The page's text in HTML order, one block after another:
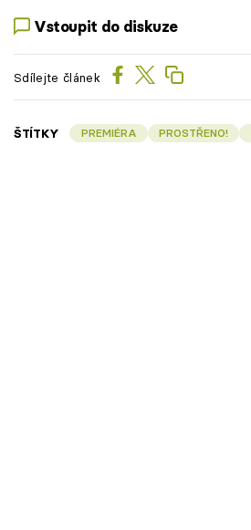
Vstoupit do diskuze
Sdílejte článek
ŠTÍTKY PREMIÉRA PROSTŘENO!